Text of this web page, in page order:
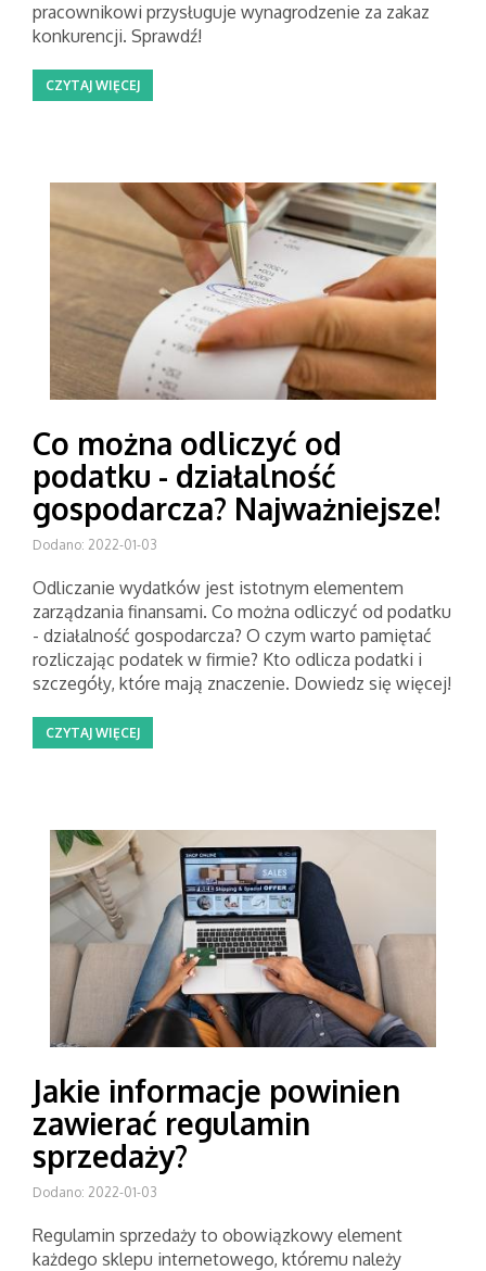
pracownikowi przysługuje wynagrodzenie za zakaz
konkurencji. Sprawdź!
CZYTAJ WIĘCEJ
Co można odliczyć od
podatku - działalność
gospodarcza? Najważniejsze!
Dodano: 2022-01-03
Odliczanie wydatków jest istotnym elementem
zarządzania finansami. Co można odliczyć od podatku
- działalność gospodarcza? O czym warto pamiętać
rozliczając podatek w firmie? Kto odlicza podatki i
szczegóły, które mają znaczenie. Dowiedz się więcej!
CZYTAJ WIĘCEJ
Jakie informacje powinien
zawierać regulamin
sprzedaży?
Dodano: 2022-01-03
Regulamin sprzedaży to obowiązkowy element
każdego sklepu internetowego, któremu należy